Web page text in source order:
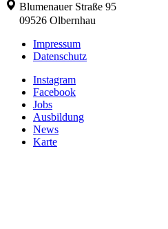
Blumenauer Straße 95
09526 Olbernhau
Impressum
Datenschutz
Instagram
Facebook
Jobs
Ausbildung
News
Karte